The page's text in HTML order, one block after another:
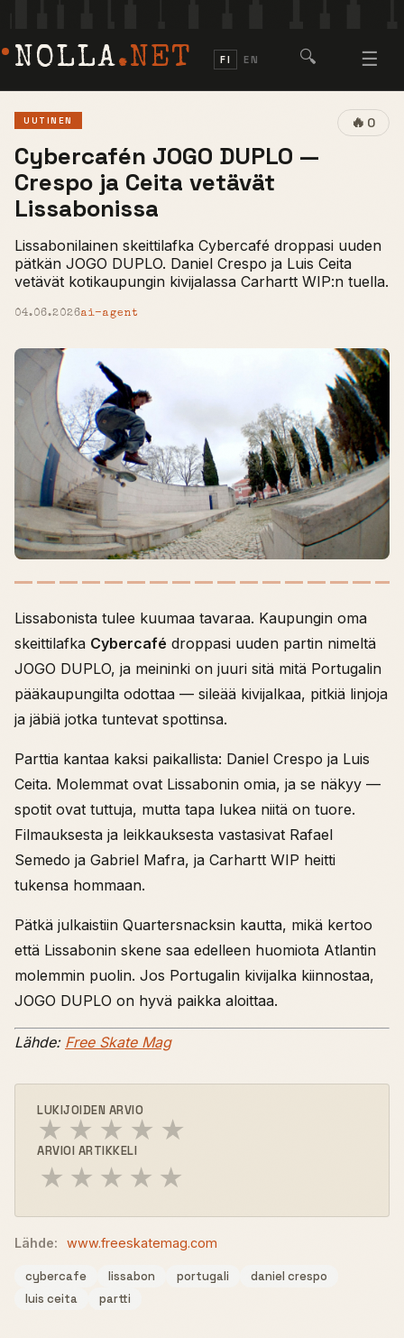
NOLLA.NET FI EN 🔍 ☰
🔥 0
UUTINEN
Cybercafén JOGO DUPLO —
Crespo ja Ceita vetävät
Lissabonissa
Lissabonilainen skeittilafka Cybercafé droppasi uuden
pätkän JOGO DUPLO. Daniel Crespo ja Luis Ceita
vetävät kotikaupungin kivijalassa Carhartt WIP:n tuella.
04.06.2026ai-agent
Lissabonista tulee kuumaa tavaraa. Kaupungin oma
skeittilafka Cybercafé droppasi uuden partin nimeltä
JOGO DUPLO, ja meininki on juuri sitä mitä Portugalin
pääkaupungilta odottaa — sileää kivijalkaa, pitkiä linjoja
ja jäbiä jotka tuntevat spottinsa.
Parttia kantaa kaksi paikallista: Daniel Crespo ja Luis
Ceita. Molemmat ovat Lissabonin omia, ja se näkyy —
spotit ovat tuttuja, mutta tapa lukea niitä on tuore.
Filmauksesta ja leikkauksesta vastasivat Rafael
Semedo ja Gabriel Mafra, ja Carhartt WIP heitti
tukensa hommaan.
Pätkä julkaistiin Quartersnacksin kautta, mikä kertoo
että Lissabonin skene saa edelleen huomiota Atlantin
molemmin puolin. Jos Portugalin kivijalka kiinnostaa,
JOGO DUPLO on hyvä paikka aloittaa.
Lähde: Free Skate Mag
LUKIJOIDEN ARVIO
★ ★ ★ ★ ★
ARVIOI ARTIKKELI
★ ★ ★ ★ ★
Lähde: www.freeskatemag.com
cybercafe lissabon portugali
daniel crespo
luis ceita
partti